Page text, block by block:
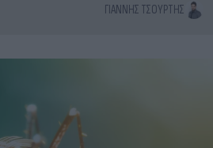
ΓΙΆΝΝΗΣ ΤΣΟΎΡΤΗΣ